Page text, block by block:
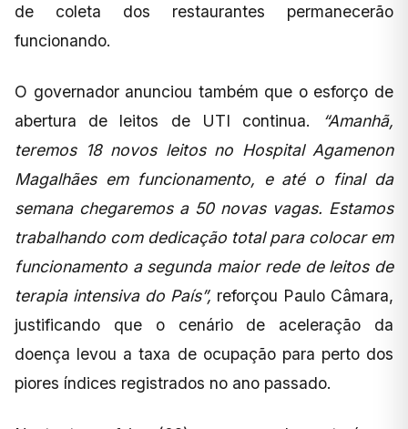
de coleta dos restaurantes permanecerão
funcionando.
O governador anunciou também que o esforço de
abertura de leitos de UTI continua.
“Amanhã,
teremos 18 novos leitos no Hospital Agamenon
Magalhães em funcionamento, e até o final da
semana chegaremos a 50 novas vagas. Estamos
trabalhando com dedicação total para colocar em
funcionamento a segunda maior rede de leitos de
terapia intensiva do País”, reforçou Paulo Câmara,
justificando que o cenário de aceleração da
doença levou a taxa de ocupação para perto dos
piores índices registrados no ano passado.